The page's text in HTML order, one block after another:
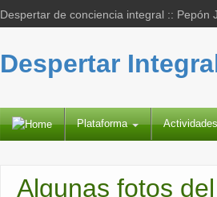
Despertar de conciencia integral :: Pepón
Despertar
Plataforma
Algunas fotos